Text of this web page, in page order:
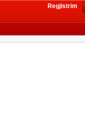
Regjistrim